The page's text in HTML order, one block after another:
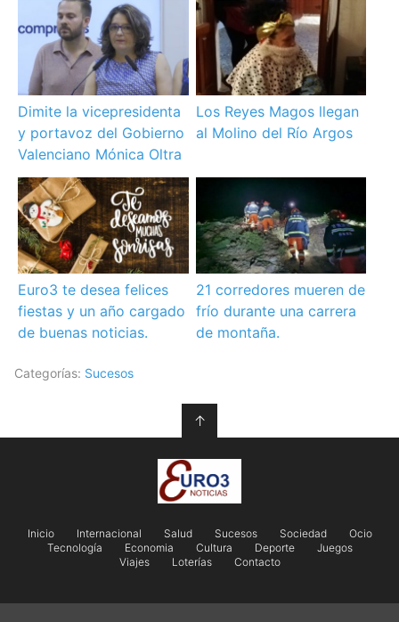
Dimite la vicepresidenta
y portavoz del Gobierno
Valenciano Mónica Oltra
Los Reyes Magos llegan
al Molino del Río Argos
Euro3 te desea felices
fiestas y un año cargado
de buenas noticias.
21 corredores mueren de
frío durante una carrera
de montaña.
Categorías: Sucesos
↑
Inicio Internacional Salud Sucesos Sociedad
Ocio
Tecnología
Economia Cultura Deporte
Juegos
Viajes
Loterías Contacto